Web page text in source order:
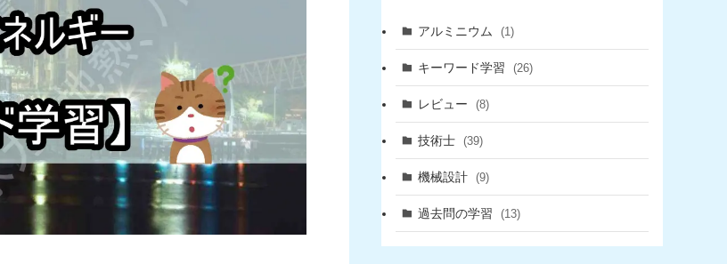
アルミニウム (1)
キーワード学習 (26)
レビュー (8)
技術士 (39)
機械設計 (9)
過去問の学習 (13)